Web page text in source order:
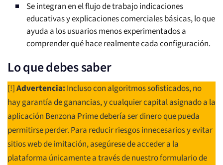
Se integran en el flujo de trabajo indicaciones
educativas y explicaciones comerciales básicas, lo que
ayuda a los usuarios menos experimentados a
comprender qué hace realmente cada configuración.
Lo que debes saber
[!]Advertencia: Incluso con algoritmos sofisticados, no
hay garantía de ganancias, y cualquier capital asignado a la
aplicación Benzona Prime debería ser dinero que pueda
permitirse perder. Para reducir riesgos innecesarios y evitar
sitios web de imitación, asegúrese de acceder a la
plataforma únicamente a través de nuestro formulario de